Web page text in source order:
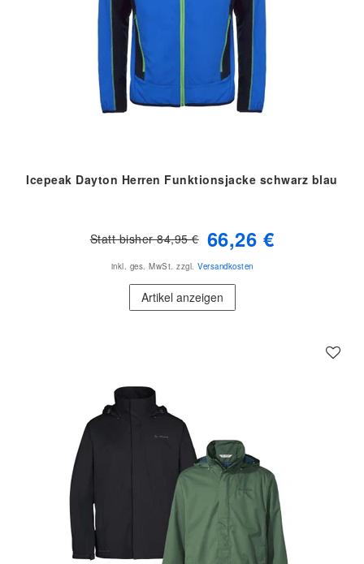
Icepeak Dayton Herren Funktionsjacke schwarz blau
Statt bisher 84,95 € 66,26 €
inkl. ges. MwSt. zzgl. Versandkosten
Artikel anzeigen